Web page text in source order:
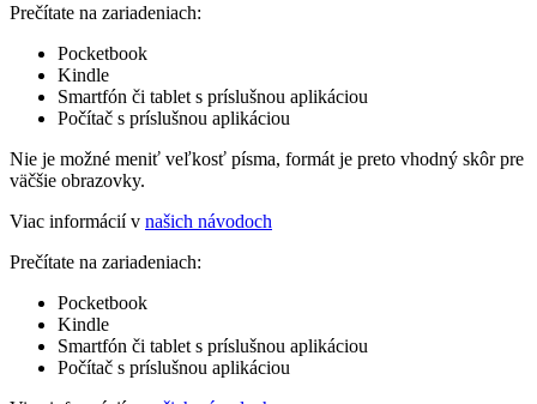
Prečítate na zariadeniach:
Pocketbook
Kindle
Smartfón či tablet s príslušnou aplikáciou
Počítač s príslušnou aplikáciou
Nie je možné meniť veľkosť písma, formát je preto vhodný skôr pre
väčšie obrazovky.
Viac informácií v našich návodoch
Prečítate na zariadeniach:
Pocketbook
Kindle
Smartfón či tablet s príslušnou aplikáciou
Počítač s príslušnou aplikáciou